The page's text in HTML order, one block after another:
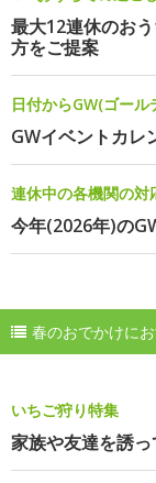
最大12連休のお
方をご提案
日付からGW(ゴー
GWイベントカレ
連休中の各機関の対
今年(2026年)の
春のおでかけに
いちご狩り特集
家族や友達を誘